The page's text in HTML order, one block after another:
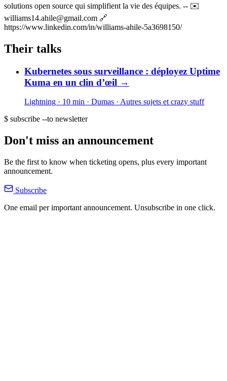
solutions open source qui simplifient la vie des équipes. -- ✉️
williams14.ahile@gmail.com 🔗
https://www.linkedin.com/in/williams-ahile-5a3698150/
Their talks
Kubernetes sous surveillance : déployez Uptime
Kuma en un clin d’œil →
Lightning · 10 min · Dumas · Autres sujets et crazy stuff
$ subscribe --to newsletter
Don't miss an announcement
Be the first to know when ticketing opens, plus every important
announcement.
Subscribe
One email per important announcement. Unsubscribe in one click.